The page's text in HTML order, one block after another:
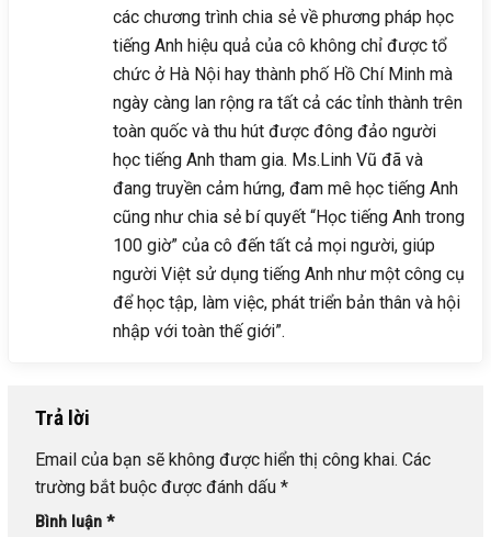
các chương trình chia sẻ về phương pháp học
tiếng Anh hiệu quả của cô không chỉ được tổ
chức ở Hà Nội hay thành phố Hồ Chí Minh mà
ngày càng lan rộng ra tất cả các tỉnh thành trên
toàn quốc và thu hút được đông đảo người
học tiếng Anh tham gia. Ms.Linh Vũ đã và
đang truyền cảm hứng, đam mê học tiếng Anh
cũng như chia sẻ bí quyết “Học tiếng Anh trong
100 giờ” của cô đến tất cả mọi người, giúp
người Việt sử dụng tiếng Anh như một công cụ
để học tập, làm việc, phát triển bản thân và hội
nhập với toàn thế giới”.
Trả lời
Email của bạn sẽ không được hiển thị công khai. Các
trường bắt buộc được đánh dấu *
Bình luận *